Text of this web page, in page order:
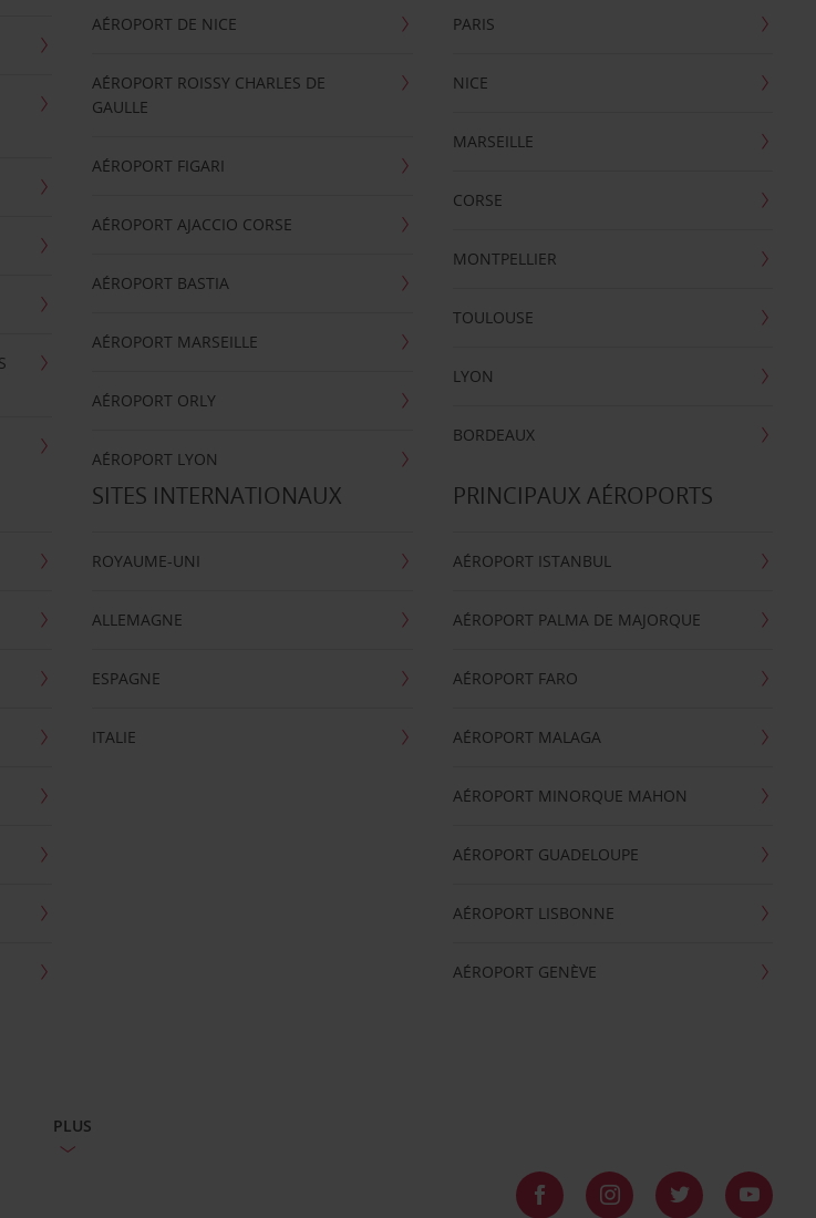
AÉROPORT DE NICE
AÉROPORT ROISSY CHARLES DE
GAULLE
AÉROPORT FIGARI
AÉROPORT AJACCIO CORSE
AÉROPORT BASTIA
AÉROPORT MARSEILLE
AÉROPORT ORLY
AÉROPORT LYON
PARIS
NICE
MARSEILLE
CORSE
MONTPELLIER
TOULOUSE
LYON
BORDEAUX
SITES INTERNATIONAUX
ROYAUME-UNI
ALLEMAGNE
ESPAGNE
ITALIE
PRINCIPAUX AÉROPORTS
AÉROPORT ISTANBUL
AÉROPORT PALMA DE MAJORQUE
AÉROPORT FARO
AÉROPORT MALAGA
AÉROPORT MINORQUE MAHON
AÉROPORT GUADELOUPE
AÉROPORT LISBONNE
AÉROPORT GENÈVE
PLUS